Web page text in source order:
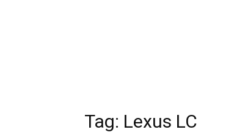
Tag: Lexus LC